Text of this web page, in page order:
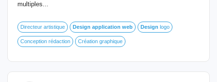
multiples...
Directeur artistique Design application web Design logo
Conception rédaction Création graphique